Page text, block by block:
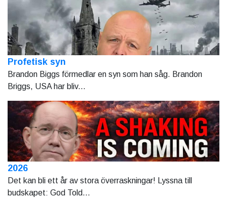
Profetisk syn
Brandon Biggs förmedlar en syn som han såg. Brandon
Briggs, USA har bliv...
2026
Det kan bli ett år av stora överraskningar! Lyssna till
budskapet: God Told...